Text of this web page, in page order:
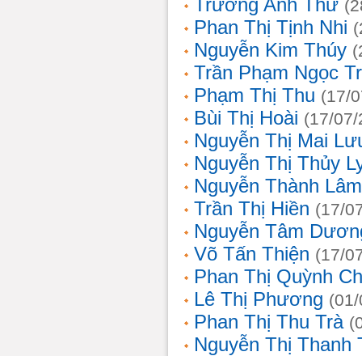
Trương Anh Thư
Phan Thị Tịnh Nhi
Nguyễn Kim Thúy
Trần Phạm Ngọc
Phạm Thị Thu (17/
Bùi Thị Hoài (17/
Nguyễn Thị Mai
Nguyễn Thị Thủy
Nguyễn Thành Lâm
Trần Thị Hiền (17/
Nguyễn Tâm
Võ Tấn Thiện (17/
Phan Thị Quỳnh
Lê Thị Phương
Phan Thị Thu Trà
Nguyễn Thị Thanh